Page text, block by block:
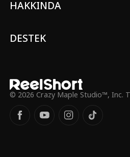
HAKKINDA
DESTEK
© 2026 Crazy Maple Studio™, Inc.